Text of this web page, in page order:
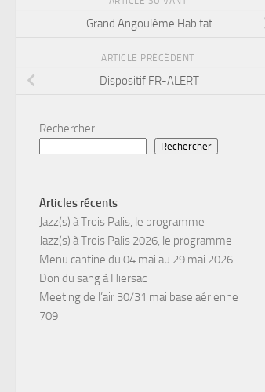
Grand Angoulême Habitat
ARTICLE PRÉCÉDENT
Dispositif FR-ALERT
Rechercher
Rechercher
Articles récents
Jazz(s) à Trois Palis, le programme
Jazz(s) à Trois Palis 2026, le programme
Menu cantine du 04 mai au 29 mai 2026
Don du sang à Hiersac
Meeting de l’air 30/31 mai base aérienne
709